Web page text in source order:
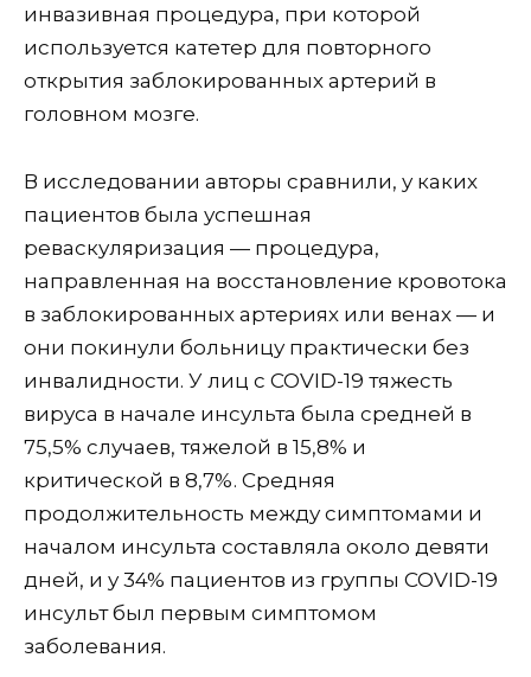
инвазивная процедура, при которой
используется катетер для повторного
открытия заблокированных артерий в
головном мозге.
В исследовании авторы сравнили, у каких
пациентов была успешная
реваскуляризация — процедура,
направленная на восстановление кровотока
в заблокированных артериях или венах — и
они покинули больницу практически без
инвалидности. У лиц с COVID-19 тяжесть
вируса в начале инсульта была средней в
75,5% случаев, тяжелой в 15,8% и
критической в ​​8,7%. Средняя
продолжительность между симптомами и
началом инсульта составляла около девяти
дней, и у 34% пациентов из группы COVID-19
инсульт был первым симптомом
заболевания.